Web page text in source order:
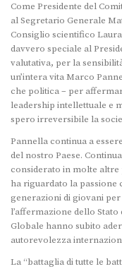
Come Presidente del
al Segretario Generale
Consiglio scientifico
davvero speciale al
valutativa, per la
un’intera vita Marco
che politica – per
leadership intellettuale e
spero irreversibile la
Pannella continua a
del nostro Paese.
considerato in molte
ha riguardato la passione
generazioni di giovani
l’affermazione dello
Globale hanno subito
autorevolezza
La “battaglia di tutte le